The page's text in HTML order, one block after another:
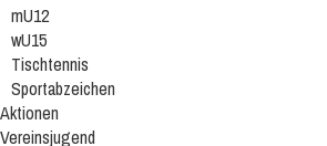
mU12
wU15
Tischtennis
Sportabzeichen
Aktionen
Vereinsjugend